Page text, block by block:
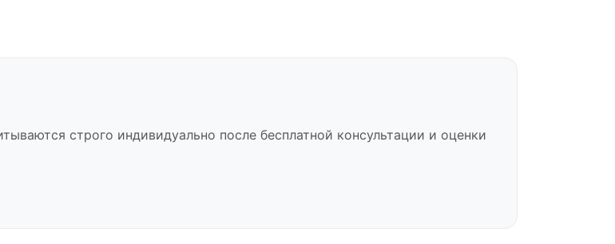
строго индивидуально после бесплатной консультации и оценки